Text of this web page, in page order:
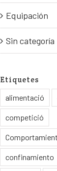
Equipación
Sin categoría
Etiquetes
alimentació
competició
confinamiento